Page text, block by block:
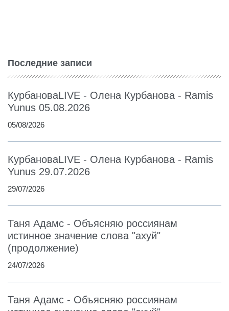
Последние записи
КурбановаLIVE - Олена Курбанова - Ramis
Yunus 05.08.2026
05/08/2026
КурбановаLIVE - Олена Курбанова - Ramis
Yunus 29.07.2026
29/07/2026
Таня Адамс - Объясняю россиянам
истинное значение слова "ахуй"
(продолжение)
24/07/2026
Таня Адамс - Объясняю россиянам